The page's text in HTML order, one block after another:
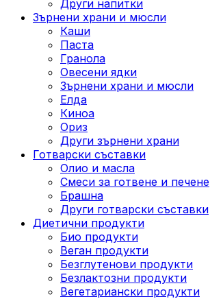
Други напитки
Зърнени храни и мюсли
Каши
Паста
Гранола
Овесени ядки
Зърнени храни и мюсли
Елда
Киноа
Ориз
Други зърнени храни
Готварски съставки
Олио и масла
Смеси за готвене и печене
Брашна
Други готварски съставки
Диетични продукти
Био продукти
Веган продукти
Безглутенови продукти
Безлактозни продукти
Вегетариански продукти